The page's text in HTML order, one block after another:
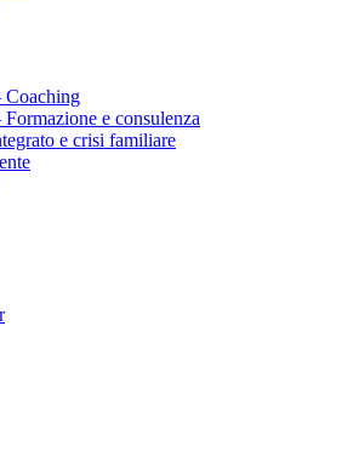
Coaching
e consulenza
e crisi familiare